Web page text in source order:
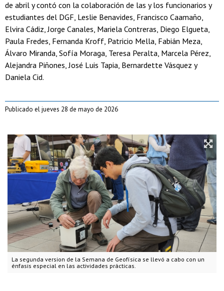
La segunda version de la Semana de Geofísica se llevó a cabo con un
énfasis especial en las actividades prácticas.
de abril y contó con la colaboración de las y los funcionarios y
estudiantes del DGF, Leslie Benavides, Francisco Caamaño,
Elvira Cádiz, Jorge Canales, Mariela Contreras, Diego Elgueta,
Paula Fredes, Fernanda Kroff, Patricio Mella, Fabián Meza,
Álvaro Miranda, Sofía Moraga, Teresa Peralta, Marcela Pérez,
Alejandra Piñones, José Luis Tapia, Bernardette Vásquez y
Daniela Cid.
Publicado el jueves 28 de mayo de 2026